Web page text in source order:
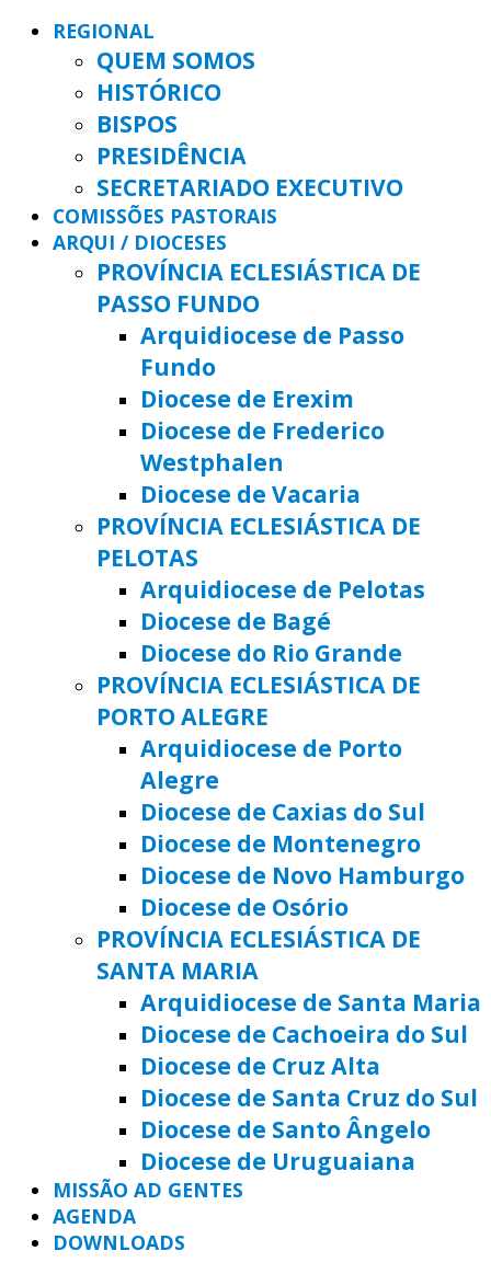
REGIONAL
QUEM SOMOS
HISTÓRICO
BISPOS
PRESIDÊNCIA
SECRETARIADO EXECUTIVO
COMISSÕES PASTORAIS
ARQUI / DIOCESES
PROVÍNCIA ECLESIÁSTICA DE
PASSO FUNDO
Arquidiocese de Passo
Fundo
Diocese de Erexim
Diocese de Frederico
Westphalen
Diocese de Vacaria
PROVÍNCIA ECLESIÁSTICA DE
PELOTAS
Arquidiocese de Pelotas
Diocese de Bagé
Diocese do Rio Grande
PROVÍNCIA ECLESIÁSTICA DE
PORTO ALEGRE
Arquidiocese de Porto
Alegre
Diocese de Caxias do Sul
Diocese de Montenegro
Diocese de Novo Hamburgo
Diocese de Osório
PROVÍNCIA ECLESIÁSTICA DE
SANTA MARIA
Arquidiocese de Santa Maria
Diocese de Cachoeira do Sul
Diocese de Cruz Alta
Diocese de Santa Cruz do Sul
Diocese de Santo Ângelo
Diocese de Uruguaiana
MISSÃO AD GENTES
AGENDA
DOWNLOADS